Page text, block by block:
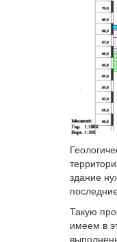
здание
Такую
имеем в